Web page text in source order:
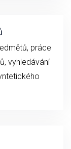
práce
vyhledávání